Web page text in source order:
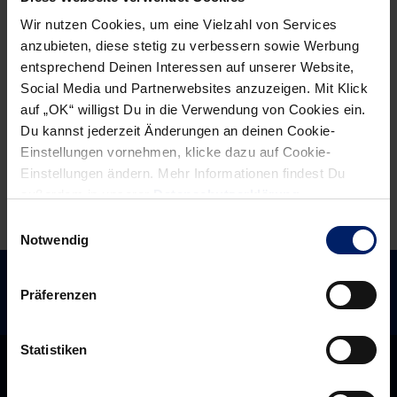
Wir nutzen Cookies, um eine Vielzahl von Services
anzubieten, diese stetig zu verbessern sowie Werbung
entsprechend Deinen Interessen auf unserer Website,
Social Media und Partnerwebsites anzuzeigen. Mit Klick
auf „OK“ willigst Du in die Verwendung von Cookies ein.
Du kannst jederzeit Änderungen an deinen Cookie-
Einstellungen vornehmen, klicke dazu auf Cookie-
Einstellungen ändern. Mehr Informationen findest Du
Notwendig
Präferenzen
Statistiken
gelingt
die
Wende
(BNN)
Halbzeiten